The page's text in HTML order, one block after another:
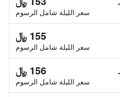
سعر الليلة شامل الرسوم
155 ﷼
سعر الليلة شامل الرسوم
156 ﷼
سعر الليلة شامل الرسوم